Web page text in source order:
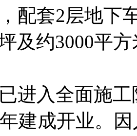
配套2层地下
及约3000平
进入全面施
建成开业。